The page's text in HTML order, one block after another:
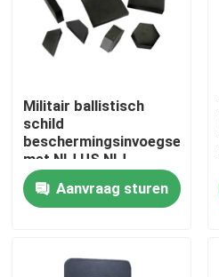
Thuis
Producten
Video's
Over ons
Militair ballistisch
schild
beschermingsinvoegsel
met NIJ US NIJ
0101.06
Gecertificeerd
Aanvraag sturen